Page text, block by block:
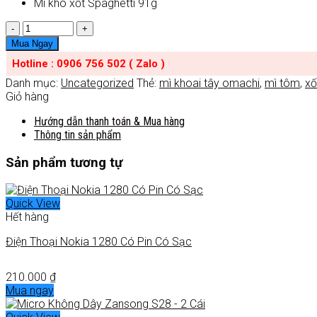
Mì khô xốt Spaghetti 91g
Số
lượng
Mua Ngay
Hotline : 0906 756 502 ( Zalo )
Danh mục: Uncategorized Thẻ: mì khoai tây omachi, mì tôm,
Giỏ hàng
Hướng dẫn thanh toán & Mua hàng
Thông tin sản phẩm
Sản phẩm tương tự
Quick View
Hết hàng
Điện Thoại Nokia 1280 Có Pin Có Sạc
210.000 ₫
Mua ngay